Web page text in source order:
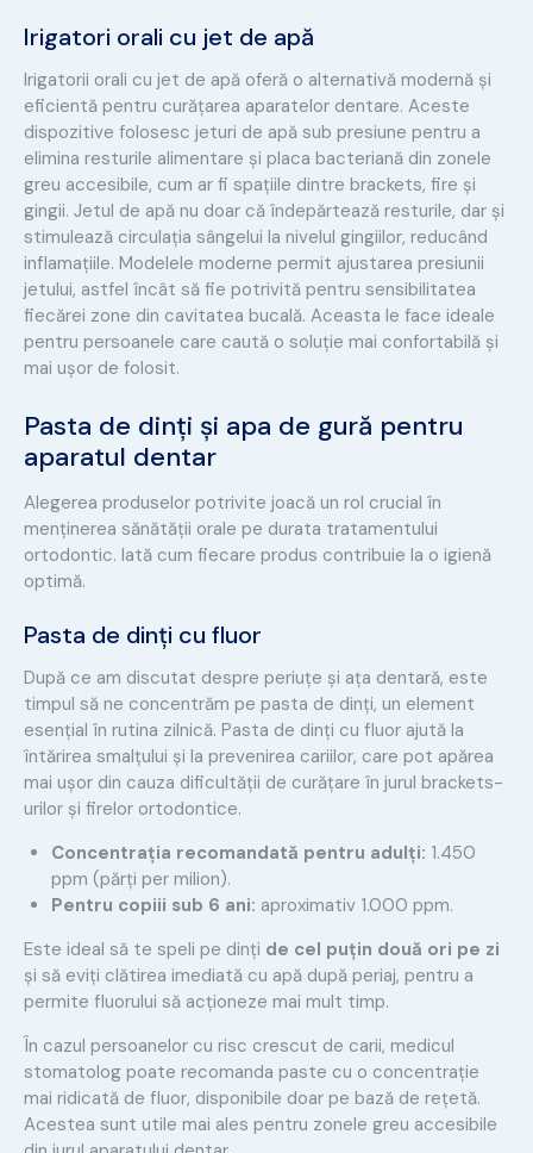
Irigatori orali cu jet de apă
Irigatorii orali cu jet de apă oferă o alternativă modernă și
eficientă pentru curățarea aparatelor dentare. Aceste
dispozitive folosesc jeturi de apă sub presiune pentru a
elimina resturile alimentare și placa bacteriană din zonele
greu accesibile, cum ar fi spațiile dintre brackets, fire și
gingii. Jetul de apă nu doar că îndepărtează resturile, dar și
stimulează circulația sângelui la nivelul gingiilor, reducând
inflamațiile. Modelele moderne permit ajustarea presiunii
jetului, astfel încât să fie potrivită pentru sensibilitatea
fiecărei zone din cavitatea bucală. Aceasta le face ideale
pentru persoanele care caută o soluție mai confortabilă și
mai ușor de folosit.
Pasta de dinți și apa de gură pentru
aparatul dentar
Alegerea produselor potrivite joacă un rol crucial în
menținerea sănătății orale pe durata tratamentului
ortodontic. Iată cum fiecare produs contribuie la o igienă
optimă.
Pasta de dinți cu fluor
După ce am discutat despre periuțe și ața dentară, este
timpul să ne concentrăm pe pasta de dinți, un element
esențial în rutina zilnică. Pasta de dinți cu fluor ajută la
întărirea smalțului și la prevenirea cariilor, care pot apărea
mai ușor din cauza dificultății de curățare în jurul brackets-
urilor și firelor ortodontice.
Concentrația recomandată pentru adulți: 1.450
ppm (părți per milion).
Pentru copiii sub 6 ani: aproximativ 1.000 ppm.
Este ideal să te speli pe dinți de cel puțin două ori pe zi
și să eviți clătirea imediată cu apă după periaj, pentru a
permite fluorului să acționeze mai mult timp.
În cazul persoanelor cu risc crescut de carii, medicul
stomatolog poate recomanda paste cu o concentrație
mai ridicată de fluor, disponibile doar pe bază de rețetă.
Acestea sunt utile mai ales pentru zonele greu accesibile